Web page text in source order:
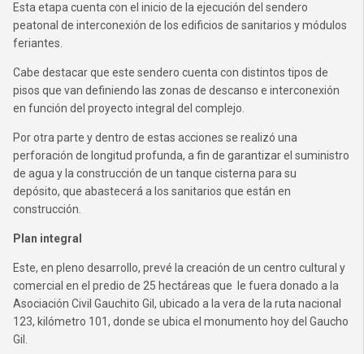
Esta etapa cuenta con el inicio de la ejecución del sendero
peatonal de interconexión de los edificios de sanitarios y módulos
feriantes.
Cabe destacar que este sendero cuenta con distintos tipos de
pisos que van definiendo las zonas de descanso e interconexión
en función del proyecto integral del complejo.
Por otra parte y dentro de estas acciones se realizó una
perforación de longitud profunda, a fin de garantizar el suministro
de agua y la construcción de un tanque cisterna para su
depósito, que abastecerá a los sanitarios que están en
construcción.
Plan integral
Este, en pleno desarrollo, prevé la creación de un centro cultural y
comercial en el predio de 25 hectáreas que le fuera donado a la
Asociación Civil Gauchito Gil, ubicado a la vera de la ruta nacional
123, kilómetro 101, donde se ubica el monumento hoy del Gaucho
Gil.